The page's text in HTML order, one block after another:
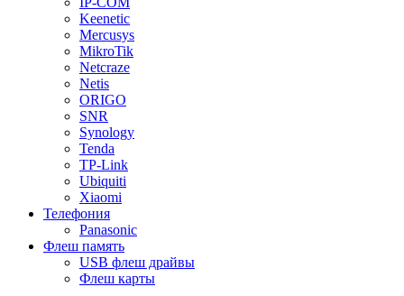
Keenetic
Mercusys
MikroTik
Netcraze
Netis
ORIGO
SNR
Synology
Tenda
TP-Link
Ubiquiti
Xiaomi
Телефония
Panasonic
Флеш память
USB флеш драйвы
Флеш карты